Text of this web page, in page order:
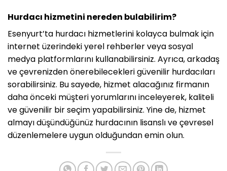
Hurdacı hizmetini nereden bulabilirim?
Esenyurt’ta hurdacı hizmetlerini kolayca bulmak için
internet üzerindeki yerel rehberler veya sosyal
medya platformlarını kullanabilirsiniz. Ayrıca, arkadaş
ve çevrenizden önerebilecekleri güvenilir hurdacıları
sorabilirsiniz. Bu sayede, hizmet alacağınız firmanın
daha önceki müşteri yorumlarını inceleyerek, kaliteli
ve güvenilir bir seçim yapabilirsiniz. Yine de, hizmet
almayı düşündüğünüz hurdacının lisanslı ve çevresel
düzenlemelere uygun olduğundan emin olun.